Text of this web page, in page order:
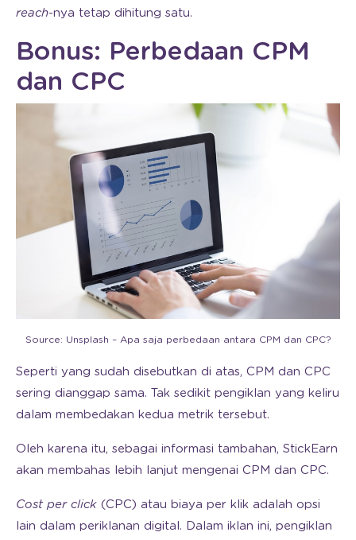
reach-nya tetap dihitung satu.
Bonus: Perbedaan CPM
dan CPC
Source: Unsplash – Apa saja perbedaan antara CPM dan CPC?
Seperti yang sudah disebutkan di atas, CPM dan CPC
sering dianggap sama. Tak sedikit pengiklan yang keliru
dalam membedakan kedua metrik tersebut.
Oleh karena itu, sebagai informasi tambahan, StickEarn
akan membahas lebih lanjut mengenai CPM dan CPC.
Cost per click (CPC) atau biaya per klik adalah opsi
lain dalam periklanan digital. Dalam iklan ini, pengiklan